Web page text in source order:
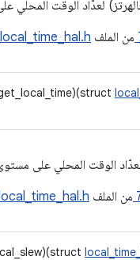
لعدّاد الوقت المحلي
من الملف local_time_hal.h
الوقت المحلي على
من الملف